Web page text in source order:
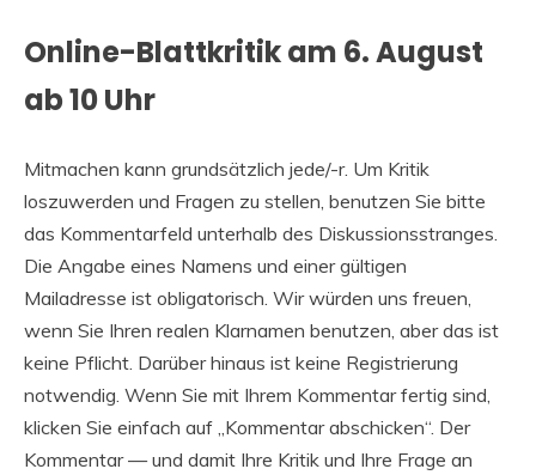
Online-Blattkritik am 6. August
ab 10 Uhr
Mitmachen kann grundsätzlich jede/-r. Um Kritik
loszuwerden und Fragen zu stellen, benutzen Sie bitte
das Kommentarfeld unterhalb des Diskussionsstranges.
Die Angabe eines Namens und einer gültigen
Mailadresse ist obligatorisch. Wir würden uns freuen,
wenn Sie Ihren realen Klarnamen benutzen, aber das ist
keine Pflicht. Darüber hinaus ist keine Registrierung
notwendig. Wenn Sie mit Ihrem Kommentar fertig sind,
klicken Sie einfach auf „Kommentar abschicken“. Der
Kommentar — und damit Ihre Kritik und Ihre Frage an